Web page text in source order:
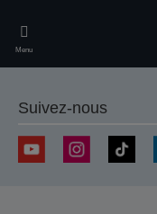
main
content
Menu
Suivez-nous